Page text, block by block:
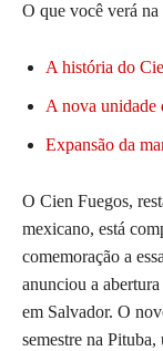
O que você verá na
A história do
A nova unidade
Expansão da
O Cien Fuegos,
mexicano, está
comemoração a
anunciou a
em Salvador. O
semestre na